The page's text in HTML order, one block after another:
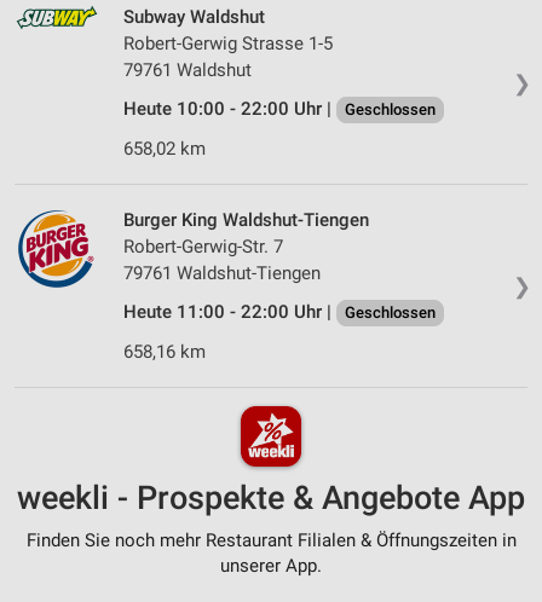
❯
Subway Waldshut
Robert-Gerwig Strasse 1-5
79761 Waldshut
Heute 10:00 - 22:00 Uhr |
Geschlossen
658,02 km
❯
Burger King Waldshut-Tiengen
Robert-Gerwig-Str. 7
79761 Waldshut-Tiengen
Heute 11:00 - 22:00 Uhr |
Geschlossen
658,16 km
weekli - Prospekte & Angebote App
Finden Sie noch mehr Restaurant Filialen & Öffnungszeiten in
unserer App.